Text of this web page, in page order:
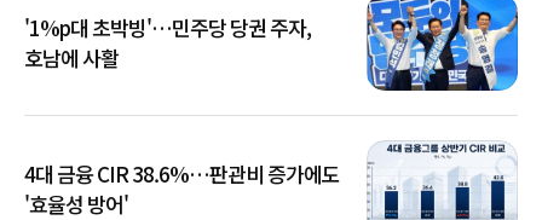
'1%p대 초박빙'…민주당 당권 주자,
호남에 사활
4대 금융 CIR 38.6%…판관비 증가에도
'효율성 방어'